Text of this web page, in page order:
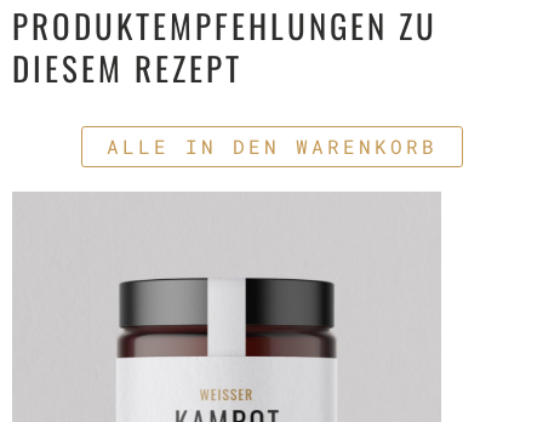
PRODUKTEMPFEHLUNGEN ZU
DIESEM REZEPT
ALLE IN DEN WARENKORB